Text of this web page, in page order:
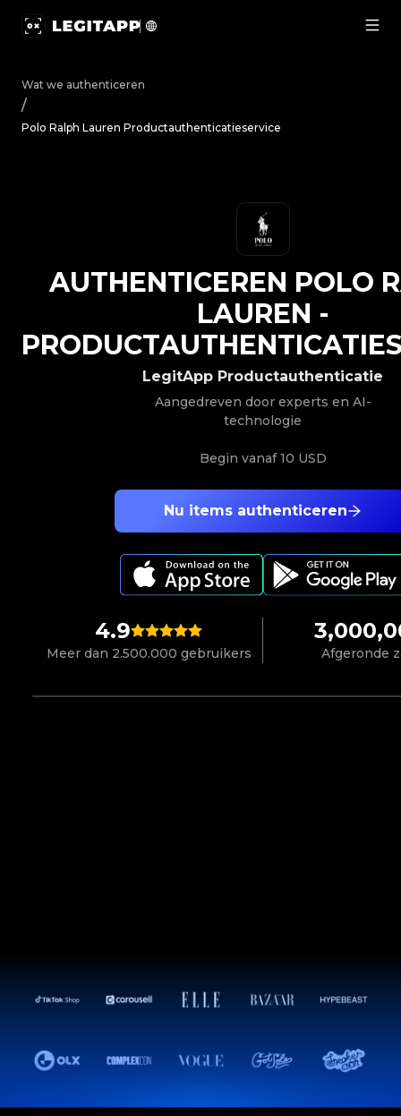
Wat we authenticeren
/
Polo Ralph Lauren Productauthenticatieservice
4.9
Meer dan 2.500.000 gebruikers Afgeronde
Nu items authenticeren
LegitApp Productauthenticatie
Aangedreven door experts en AI-
technologie
Begin vanaf10 USD
AUTHENTICEREN POLO
LAUREN -